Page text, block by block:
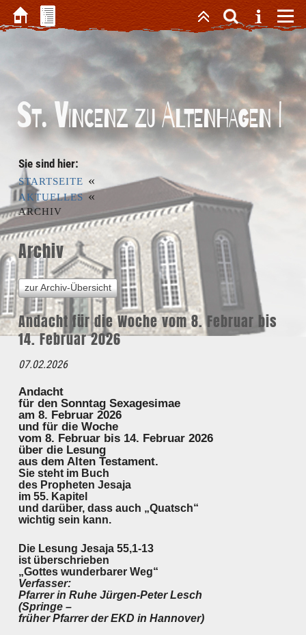
St. Vincenz zu Altenhagen I
Sie sind hier:
STARTSEITE «
AKTUELLES «
ARCHIV
Archiv
zur Archiv-Übersicht
Andacht für die Woche vom 8. Februar bis
14. Februar 2026
07.02.2026
Andacht
für den Sonntag Sexagesimae
am 8. Februar 2026
und für die Woche
vom 8. Februar bis 14. Februar 2026
über die Lesung
aus dem Alten Testament.
Sie steht im Buch
des Propheten Jesaja
im 55. Kapitel
und darüber, dass auch „Quatsch“
wichtig sein kann.
Die Lesung Jesaja 55,1-13
ist überschrieben
„Gottes wunderbarer Weg“
Verfasser:
Pfarrer in Ruhe Jürgen-Peter Lesch
(Springe –
früher Pfarrer der EKD in Hannover)